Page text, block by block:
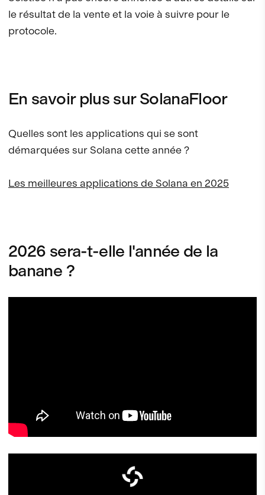
le résultat de la vente et la voie à suivre pour le
protocole.
En savoir plus sur SolanaFloor
Quelles sont les applications qui se sont
démarquées sur Solana cette année ?
Les meilleures applications de Solana en 2025
2026 sera-t-elle l'année de la
banane ?